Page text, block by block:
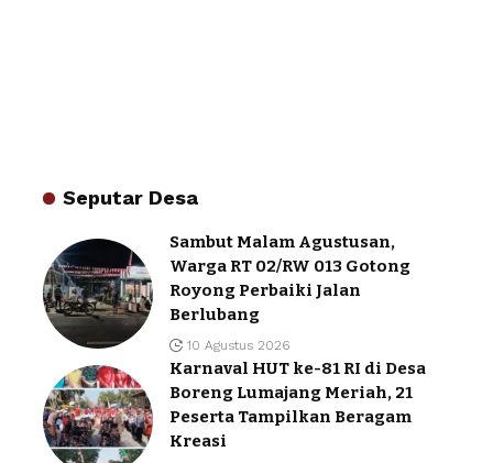
Seputar Desa
Sambut Malam Agustusan,
Warga RT 02/RW 013 Gotong
Royong Perbaiki Jalan
Berlubang
10 Agustus 2026
Karnaval HUT ke-81 RI di Desa
Boreng Lumajang Meriah, 21
Peserta Tampilkan Beragam
Kreasi